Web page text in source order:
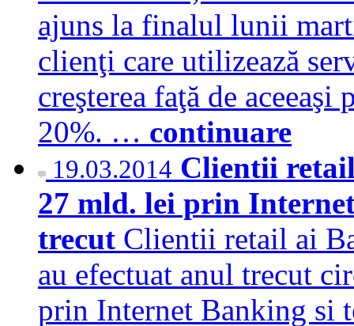
ajuns la finalul lunii
clienţi care utilizează
creşterea faţă de
20%. … continuare
19.03.2014 Clientii
27 mld. lei prin
trecut Clientii retail ai
au efectuat anul trecut
prin Internet Banking si